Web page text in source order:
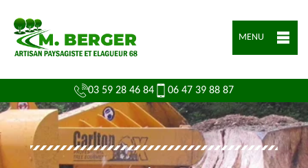
MENU
03 59 28 46 84 06 47 39 88 87